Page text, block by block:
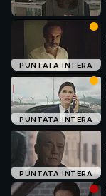
PUNTATA INTERA
PUNTATA INTERA
PUNTATA INTERA